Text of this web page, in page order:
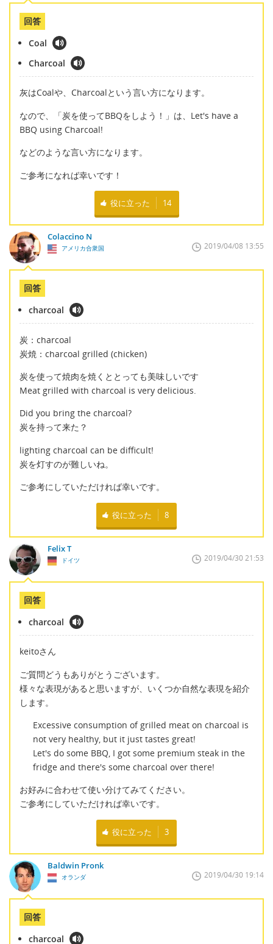
回答
Coal
Charcoal
灰はCoalや、Charcoalという言い方になります。
なので、「炭を使ってBBQをしよう！」は、Let's have a
BBQ using Charcoal!
などのような言い方になります。
ご参考になれば幸いです！
役に立った 14
Colaccino N
アメリカ合衆国 2019/04/08 13:55
回答
charcoal
炭：charcoal
炭焼：charcoal grilled (chicken)
炭を使って焼肉を焼くととっても美味しいです
Meat grilled with charcoal is very delicious.
Did you bring the charcoal?
炭を持って来た？
lighting charcoal can be difficult!
炭を灯すのが難しいね。
ご参考にしていただければ幸いです。
役に立った 8
Felix T
ドイツ 2019/04/30 21:53
回答
charcoal
keitoさん
ご質問どうもありがとうございます。
様々な表現があると思いますが、いくつか自然な表現を紹介
します。
Excessive consumption of grilled meat on charcoal is
not very healthy, but it just tastes great!
Let's do some BBQ, I got some premium steak in the
fridge and there's some charcoal over there!
お好みに合わせて使い分けてみてください。
ご参考にしていただければ幸いです。
役に立った 3
Baldwin Pronk
オランダ 2019/04/30 19:14
回答
charcoal